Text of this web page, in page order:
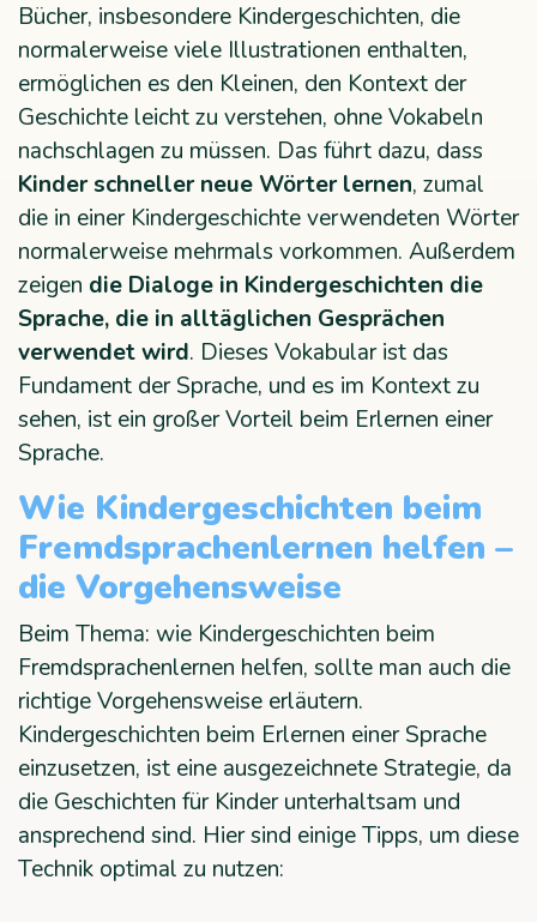
Bücher, insbesondere Kindergeschichten, die
normalerweise viele Illustrationen enthalten,
ermöglichen es den Kleinen, den Kontext der
Geschichte leicht zu verstehen, ohne Vokabeln
nachschlagen zu müssen. Das führt dazu, dass
Kinder schneller neue Wörter lernen, zumal
die in einer Kindergeschichte verwendeten Wörter
normalerweise mehrmals vorkommen. Außerdem
zeigen die Dialoge in Kindergeschichten die
Sprache, die in alltäglichen Gesprächen
verwendet wird. Dieses Vokabular ist das
Fundament der Sprache, und es im Kontext zu
sehen, ist ein großer Vorteil beim Erlernen einer
Sprache.
Wie Kindergeschichten beim
Fremdsprachenlernen helfen –
die Vorgehensweise
Beim Thema: wie Kindergeschichten beim
Fremdsprachenlernen helfen, sollte man auch die
richtige Vorgehensweise erläutern.
Kindergeschichten beim Erlernen einer Sprache
einzusetzen, ist eine ausgezeichnete Strategie, da
die Geschichten für Kinder unterhaltsam und
ansprechend sind. Hier sind einige Tipps, um diese
Technik optimal zu nutzen: